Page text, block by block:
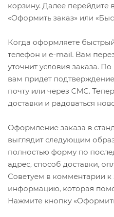
корзину. Далее перейдите
«Оформить заказ» или
Когда оформляете
телефон и e-mail. Вам
уточнит условия заказа.
вам придет
почту или через СМС.
доставки и радоваться
Оформление заказа в
выглядит следующим
полностью форму по
адрес, способ доставки,
Советуем в комментарии к
информацию, которая
Нажмите кнопку